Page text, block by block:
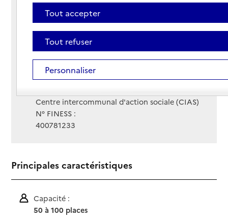
4 rue Michel de Montaigne
40500 - Saint-Sever
Voir itinéraire
Téléphone :
Contact
Contact
Site Internet
Site internet non renseigné
Centre intercommunal d'action sociale (CIAS)
N° FINESS :
400781233
Principales caractéristiques
Capacité :
50 à 100 places
Tout accepter
Tout refuser
Personnaliser